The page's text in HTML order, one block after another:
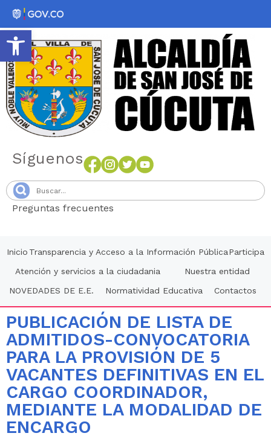
Abrir barra de herramientas
Síguenos
Preguntas frecuentes
Inicio Transparencia y Acceso a la Información PúblicaParticipa
Atención y servicios a la ciudadania
Nuestra entidad
NOVEDADES DE E.E.
Normatividad Educativa Contactos
PUBLICACIÓN DE LISTA DE
ADMITIDOS-CONVOCATORIA
PARA LA PROVISIÓN DE 5
VACANTES DEFINITIVAS EN EL
CARGO COORDINADOR,
MEDIANTE LA MODALIDAD DE
ENCARGO